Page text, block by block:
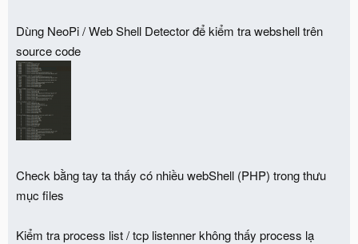
Dùng NeoPi / Web Shell Detector để kiểm tra webshell trên
source code
Check bằng tay ta thấy có nhiều webShell (PHP) trong thưu
mục files
Kiểm tra process list / tcp listenner không thấy process lạ